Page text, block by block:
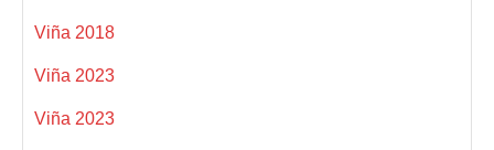
Viña 2018
Viña 2023
Viña 2023